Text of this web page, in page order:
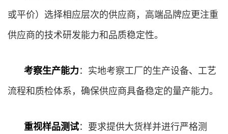
或平价）选择相应层次的供应商，高端品牌应更注重
供应商的技术研发能力和品质稳定性。
考察生产能力：实地考察工厂的生产设备、工艺
流程和质检体系，确保供应商具备稳定的量产能力。
重视样品测试：要求提供大货样并进行严格测